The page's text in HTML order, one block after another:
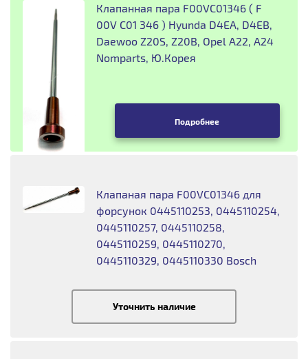
Клапанная пара F00VC01346 ( F
00V C01 346 ) Hyunda D4EA, D4EB,
Daewoo Z20S, Z20B, Opel A22, A24
Nomparts, Ю.Корея
Подробнее
Клапаная пара F00VC01346 для
форсунок 0445110253, 0445110254,
0445110257, 0445110258,
0445110259, 0445110270,
0445110329, 0445110330 Bosch
Уточнить наличие